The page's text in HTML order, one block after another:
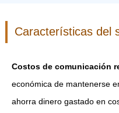
Características del
Costos de comunicación
económica de mantenerse
ahorra dinero gastado en